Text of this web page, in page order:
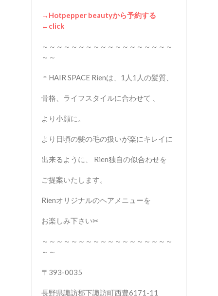
→Hotpepper beautyから予約する
←click
～～～～～～～～～～～～～～～～～～
～～
＊HAIR SPACE Rienは、1人1人の髪質、
骨格、ライフスタイルに合わせて 、
より小顔に。
より日頃の髪の毛の扱いが楽にキレイに
出来るように、 Rien独自の似合わせを
ご提案いたします。
Rienオリジナルのヘアメニューを
お楽しみ下さい✂︎
～～～～～～～～～～～～～～～～～～
～～
〒393-0035
長野県諏訪郡下諏訪町西豊6171-11